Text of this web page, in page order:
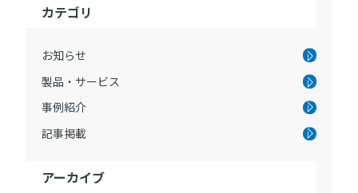
カテゴリ
お知らせ
製品・サービス
事例紹介
記事掲載
アーカイブ